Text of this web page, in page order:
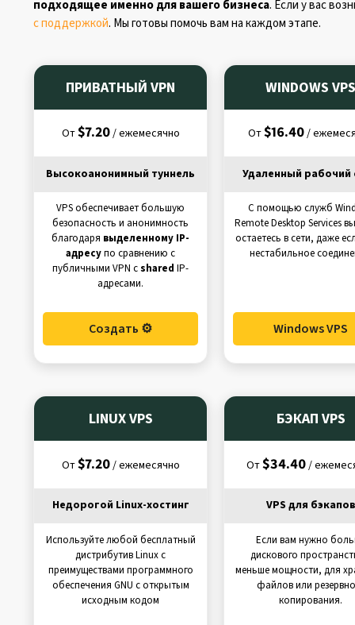
подходящее именно для вашего бизнеса. Если у вас
с поддержкой. Мы готовы помочь вам на каждом этапе.
ПРИВАТНЫЙ VPN
От$7.20/ ежемесячно
Высокоанонимный туннель
VPS обеспечивает большую
безопасность и анонимность
благодаря выделенному IP-
адресупо сравнению с
публичными VPN сshared IP-
адресами.
Создать ⚙️
WINDOWS VPS
От$16.40/
Удаленный рабочий
С помощью служб
Remote Desktop Services
остаетесь в сети, даже
нестабильное
Windows VPS
LINUX VPS
От$7.20/ ежемесячно
Недорогой Linux-хостинг
Используйте любой бесплатный
дистрибутив Linux с
преимуществами программного
обеспечения GNU с открытым
исходным кодом
БЭКАП VPS
От$34.40/
VPS для бэкапов
Если вам нужно
дискового
меньше мощности, для
файлов или
копирования.